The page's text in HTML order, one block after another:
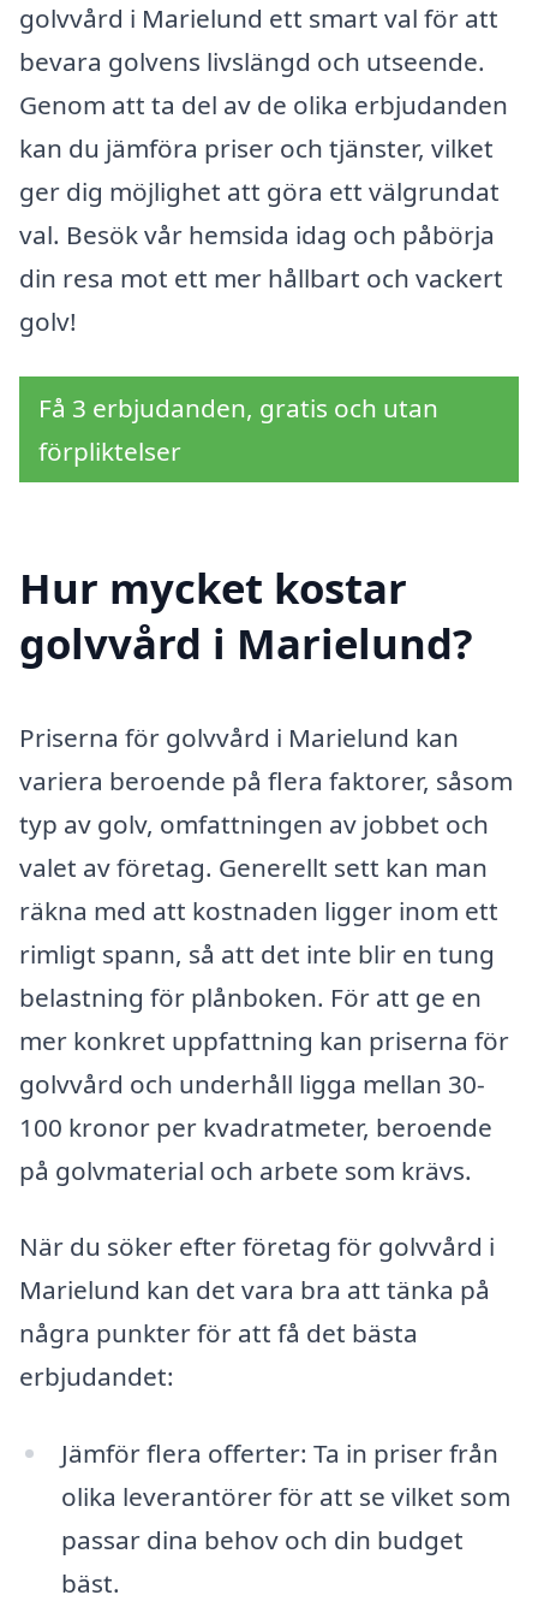
golvvård i Marielund ett smart val för att
bevara golvens livslängd och utseende.
Genom att ta del av de olika erbjudanden
kan du jämföra priser och tjänster, vilket
ger dig möjlighet att göra ett välgrundat
val. Besök vår hemsida idag och påbörja
din resa mot ett mer hållbart och vackert
golv!
Få 3 erbjudanden, gratis och utan
förpliktelser
Hur mycket kostar
golvvård i Marielund?
Priserna för golvvård i Marielund kan
variera beroende på flera faktorer, såsom
typ av golv, omfattningen av jobbet och
valet av företag. Generellt sett kan man
räkna med att kostnaden ligger inom ett
rimligt spann, så att det inte blir en tung
belastning för plånboken. För att ge en
mer konkret uppfattning kan priserna för
golvvård och underhåll ligga mellan 30-
100 kronor per kvadratmeter, beroende
på golvmaterial och arbete som krävs.
När du söker efter företag för golvvård i
Marielund kan det vara bra att tänka på
några punkter för att få det bästa
erbjudandet:
Jämför flera offerter: Ta in priser från
olika leverantörer för att se vilket som
passar dina behov och din budget
bäst.